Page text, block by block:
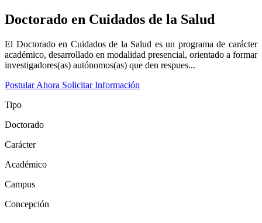
Doctorado en Cuidados de la Salud
El Doctorado en Cuidados de la Salud es un programa de carácter
académico, desarrollado en modalidad presencial, orientado a formar
investigadores(as) autónomos(as) que den respues...
Postular Ahora Solicitar Información
Tipo
Doctorado
Carácter
Académico
Campus
Concepción